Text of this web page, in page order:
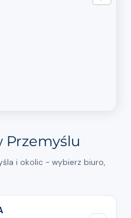
Przemyślu
i okolic - wybierz biuro,